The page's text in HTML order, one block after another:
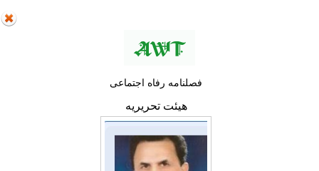
فصلنامه رفاه اجتماعی
هیئت تحریریه